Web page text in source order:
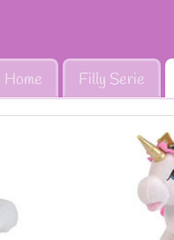
Home Filly Serie